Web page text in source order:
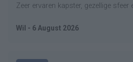
Zeer ervaren kapster, gezellige
Wil - 6 August 2026